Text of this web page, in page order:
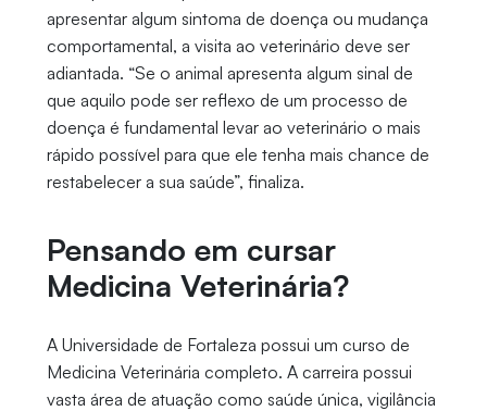
apresentar algum sintoma de doença ou mudança
comportamental, a visita ao veterinário deve ser
adiantada. “Se o animal apresenta algum sinal de
que aquilo pode ser reflexo de um processo de
doença é fundamental levar ao veterinário o mais
rápido possível para que ele tenha mais chance de
restabelecer a sua saúde”, finaliza.
Pensando em cursar
Medicina Veterinária?
A Universidade de Fortaleza possui um curso de
Medicina Veterinária completo. A carreira possui
vasta área de atuação como saúde única, vigilância